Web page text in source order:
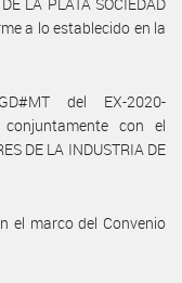
a lo establecido en la
del EX-2020-
conjuntamente con el
DE LA INDUSTRIA DE
el marco del Convenio